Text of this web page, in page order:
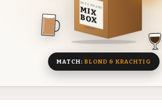
DEZE MAAND
MIX
BOX
8 BIEREN
MATCH:BLOND & KRACHTIG